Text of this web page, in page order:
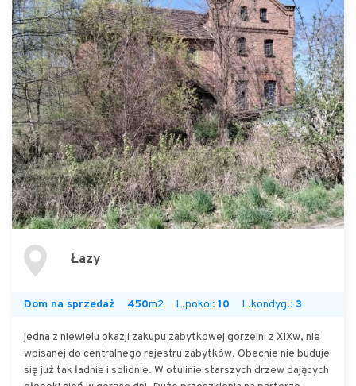
Łazy
Dom na sprzedaż 450m2 L.pokoi: 10 L.kondyg.: 3
jedna z niewielu okazji zakupu zabytkowej gorzelni z XIXw, nie
wpisanej do centralnego rejestru zabytków. Obecnie nie buduje
się już tak ładnie i solidnie. W otulinie starszych drzew dających